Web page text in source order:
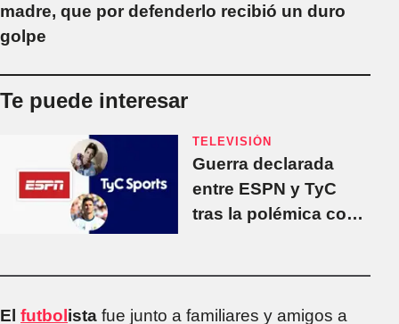
madre, que por defenderlo recibió un duro
golpe
Te puede interesar
TELEVISIÓN
Guerra declarada
entre ESPN y TyC
tras la polémica con
El futbol ista fue junto a familiares y amigos a